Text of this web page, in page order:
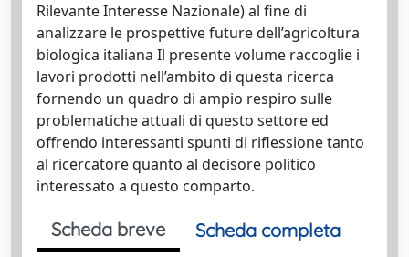
Rilevante Interesse Nazionale) al fine di
analizzare le prospettive future dell’agricoltura
biologica italiana Il presente volume raccoglie i
lavori prodotti nell’ambito di questa ricerca
fornendo un quadro di ampio respiro sulle
problematiche attuali di questo settore ed
offrendo interessanti spunti di riflessione tanto
al ricercatore quanto al decisore politico
interessato a questo comparto.
Scheda breve
Scheda completa